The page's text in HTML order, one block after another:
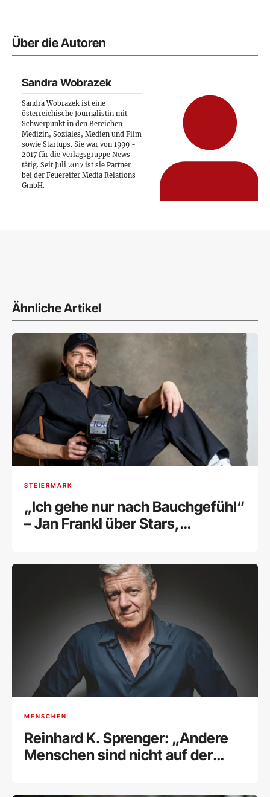
Über die Autoren
Sandra Wobrazek
Sandra Wobrazek ist eine
österreichische Journalistin mit
Schwerpunkt in den Bereichen
Medizin, Soziales, Medien und Film
sowie Startups. Sie war von 1999 -
2017 für die Verlagsgruppe News
tätig. Seit Juli 2017 ist sie Partner
bei der Feuereifer Media Relations
GmbH.
Ähnliche Artikel
STEIERMARK
„Ich gehe nur nach Bauchgefühl“
– Jan Frankl über Stars,
MENSCHEN
Reinhard K. Sprenger: „Andere
Menschen sind nicht auf der